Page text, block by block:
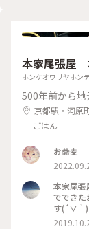
本家尾張屋
ホンケオワリヤホン
500年前から
京都駅・河原
ごはん
お蕎麦
本家尾張
でできた
す(´∀｀) ごちそ
んじゅう